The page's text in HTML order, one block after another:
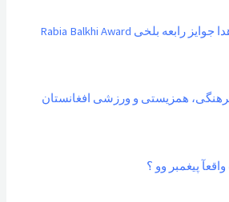
فورم رای دهی برنامه اهدا جوایز رابعه بلخی Rabia Balkhi Award
همزیستی و ورزشی افغانستان
پیغمبر وو ؟